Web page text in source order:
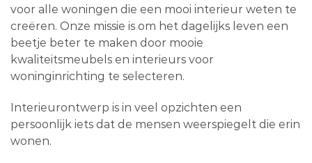
voor alle woningen die een mooi interieur weten te
creëren. Onze missie is om het dagelijks leven een
beetje beter te maken door mooie
kwaliteitsmeubels en interieurs voor
woninginrichting te selecteren.
Interieurontwerp is in veel opzichten een
persoonlijk iets dat de mensen weerspiegelt die erin
wonen.